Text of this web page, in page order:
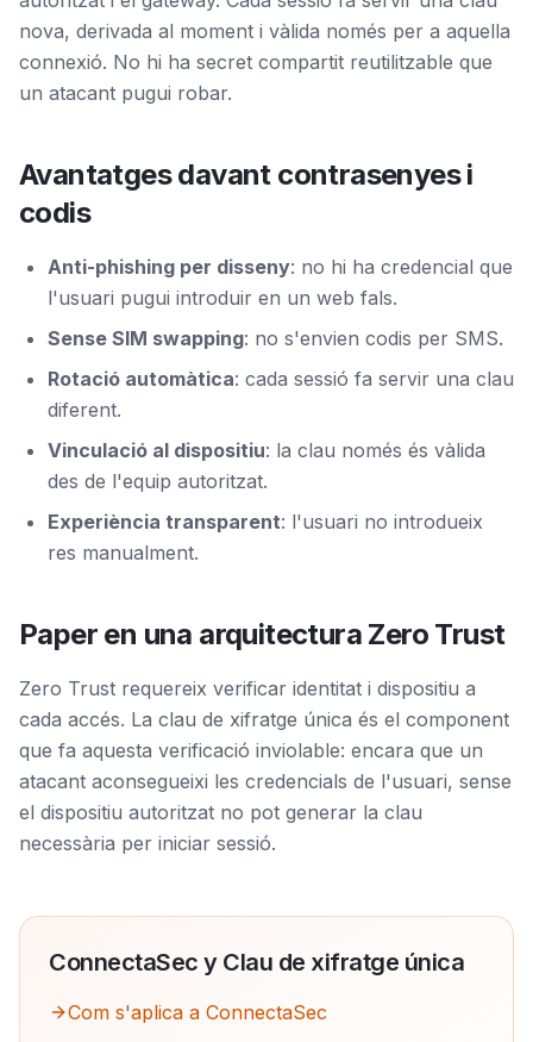
nova, derivada al moment i vàlida només per a aquella
connexió. No hi ha secret compartit reutilitzable que
un atacant pugui robar.
Avantatges davant contrasenyes i
codis
Anti-phishing per disseny: no hi ha credencial que
l'usuari pugui introduir en un web fals.
Sense SIM swapping: no s'envien codis per SMS.
Rotació automàtica: cada sessió fa servir una clau
diferent.
Vinculació al dispositiu: la clau només és vàlida
des de l'equip autoritzat.
Experiència transparent: l'usuari no introdueix
res manualment.
Paper en una arquitectura Zero Trust
Zero Trust requereix verificar identitat i dispositiu a
cada accés. La clau de xifratge única és el component
que fa aquesta verificació inviolable: encara que un
atacant aconsegueixi les credencials de l'usuari, sense
el dispositiu autoritzat no pot generar la clau
necessària per iniciar sessió.
ConnectaSec y Clau de xifratge única
Com s'aplica a ConnectaSec